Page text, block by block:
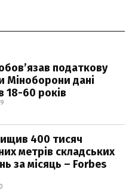
податкову
Міноборони дані
18-60 років
400 тисяч
метрів складських
за місяць – Forbes